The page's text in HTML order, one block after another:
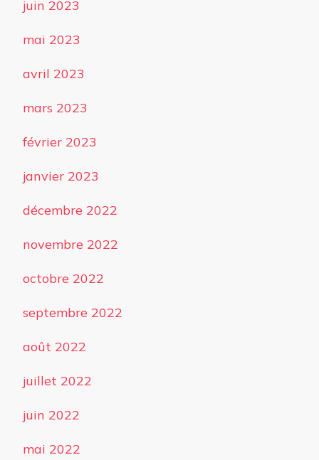
juin 2023
mai 2023
avril 2023
mars 2023
février 2023
janvier 2023
décembre 2022
novembre 2022
octobre 2022
septembre 2022
août 2022
juillet 2022
juin 2022
mai 2022